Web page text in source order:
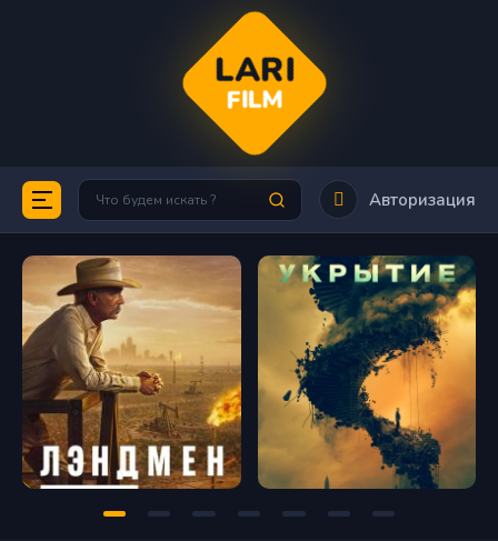
LARI
FILM
Авторизация